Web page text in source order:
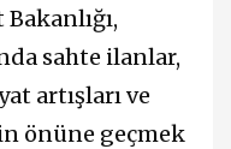
sahte ilanlar,
artışları ve
önüne geçmek